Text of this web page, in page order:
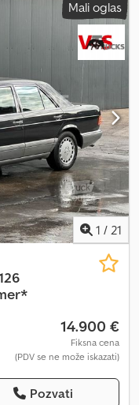
,
, Obaveštavamo
Napominjemo
će u slučaju prodaje u
na teret kupca.
poslati svoju
Aqlef
Mali oglas
1 / 21
14.900 €
Fiksna cena
(PDV se ne može iskazati)
Pozvati